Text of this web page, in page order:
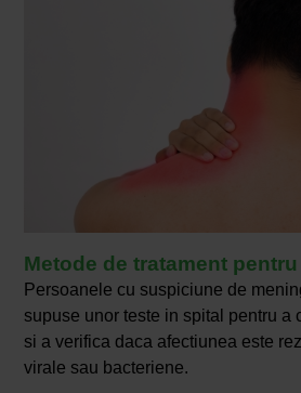
Metode de tratament
Persoanele cu suspiciune de
supuse unor teste in spital pentru a
si a verifica daca afectiunea este
virale sau bacteriene.